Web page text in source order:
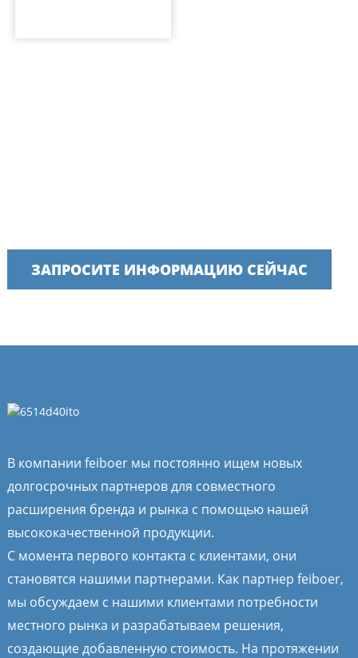
ЗАПРОСИТЕ ИНФОРМАЦИЮ СЕЙЧАС
В компании feiboer мы постоянно ищем новых
долгосрочных партнеров для совместного
расширения бренда и рынка с помощью нашей
высококачественной продукции.
С момента первого контакта с клиентами, они
становятся нашими партнерами. Как партнер feiboer,
мы обсуждаем с нашими клиентами потребности
местного рынка и разрабатываем решения,
создающие добавленную стоимость. На протяжении